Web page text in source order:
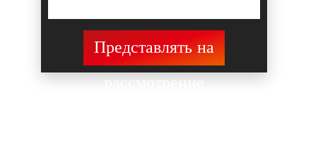
Представлять на
рассмотрение